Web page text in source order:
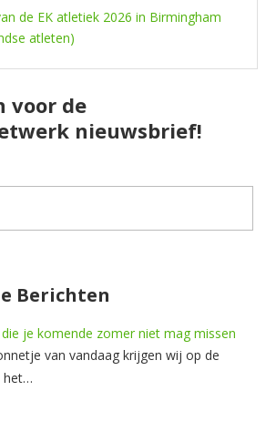
de EK atletiek 2026 in Birmingham
atleten)
voor de
nieuwsbrief!
Berichten
je komende zomer niet mag missen
van vandaag krijgen wij op de
het…